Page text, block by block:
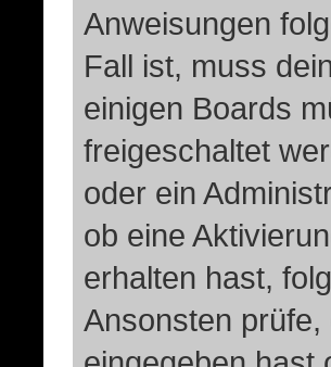
Anweisungen
Fall ist, muss
einigen Boards
freigeschaltet
oder ein
ob eine
erhalten hast,
Ansonsten